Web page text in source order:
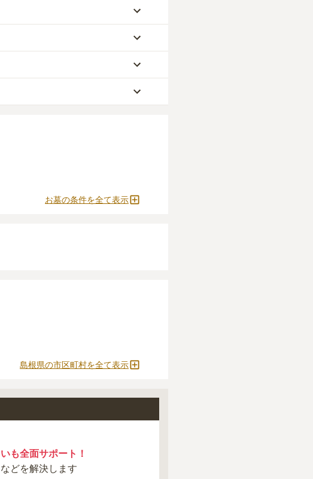
費用となります。
すお布施がかかります。
ることをおすすめします。
からお求めいただけま
費用が安く設定されていま
。
るなどが挙げられます。
認が重要です。
お墓の条件を全て表示
島根県の市区町村を全て表示
も全面サポート！
などを解決します